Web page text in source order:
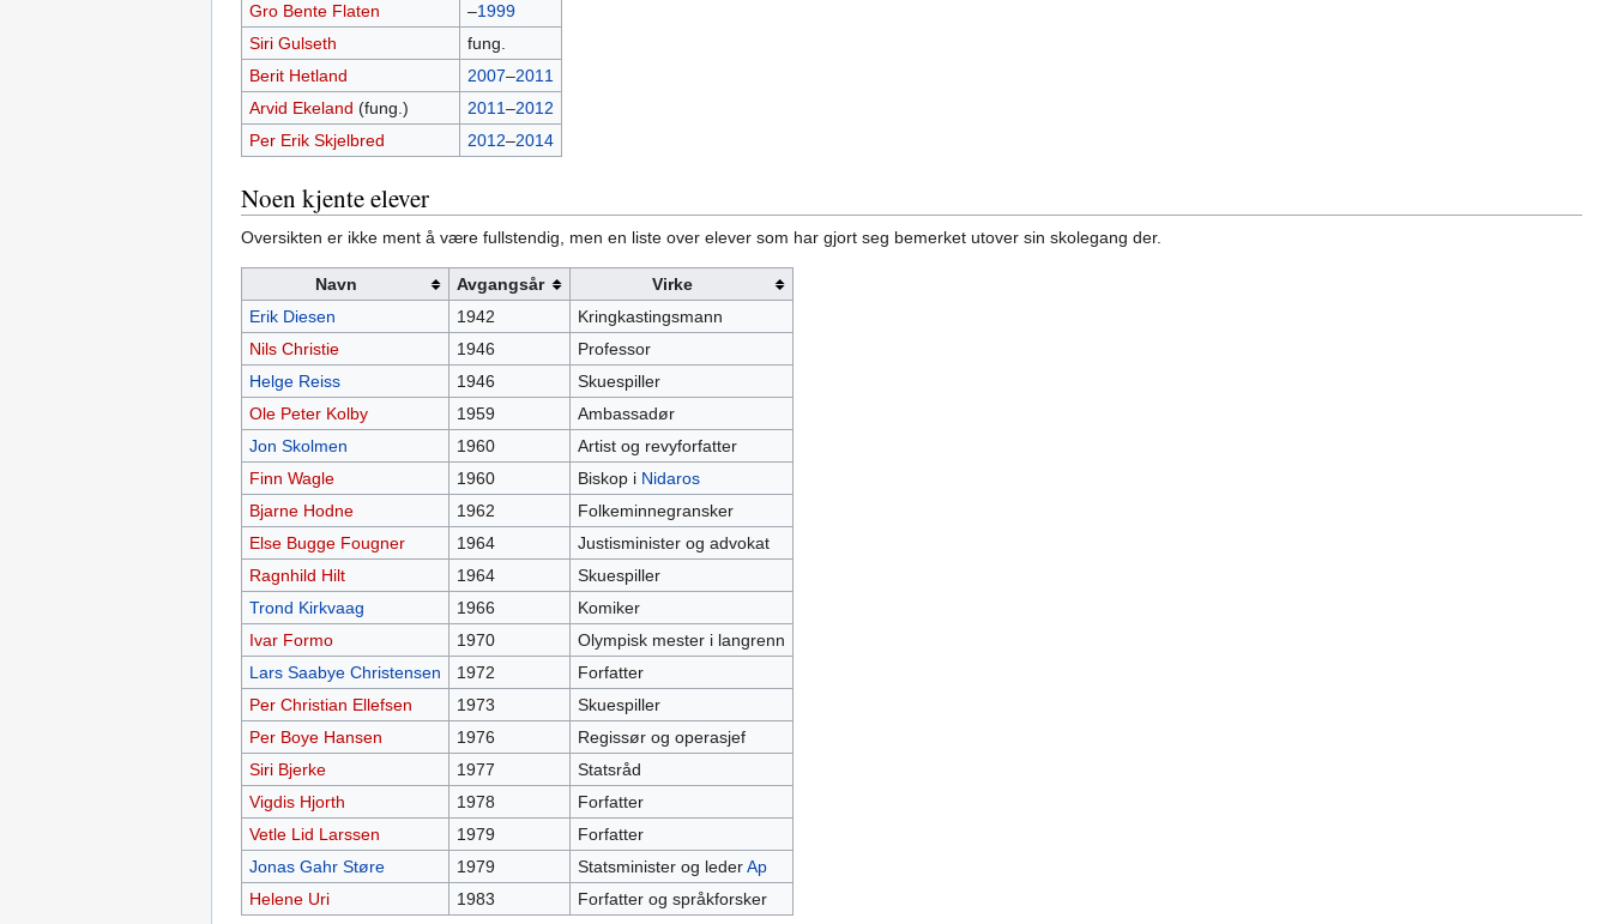
Gro Bente Flaten
–1999
Siri Gulseth
fung.
Berit Hetland
2007–2011
Arvid Ekeland (fung.) 2011–2012
Per Erik Skjelbred
2012–2014
Noen kjente elever
Oversikten er ikke ment å være fullstendig, men en liste over elever som har gjort seg bemerket utover sin skolegang der.
Navn Avgangsår
Virke
Erik Diesen
1942
Kringkastingsmann
Nils Christie
1946
Professor
Helge Reiss
1946
Skuespiller
Ole Peter Kolby
1959
Ambassadør
Jon Skolmen
1960
Artist og revyforfatter
Finn Wagle
1960 Biskop i Nidaros
Bjarne Hodne
1962
Folkeminnegransker
Else Bugge Fougner
1964
Justisminister og advokat
Ragnhild Hilt
1964
Skuespiller
Trond Kirkvaag
1966
Komiker
Ivar Formo
1970
Olympisk mester i langrenn
Lars Saabye Christensen
1972
Forfatter
Per Christian Ellefsen
1973
Skuespiller
Per Boye Hansen
1976
Regissør og operasjef
Siri Bjerke
1977
Statsråd
Vigdis Hjorth
1978
Forfatter
Vetle Lid Larssen
1979
Forfatter
Jonas Gahr Støre
1979 Statsminister og lederAp
Helene Uri
1983 Forfatter og språkforsker